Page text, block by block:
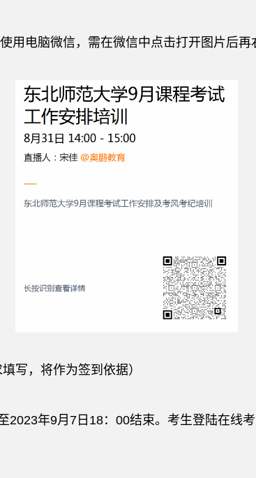
电脑微信，需在微信中点击打开图片后再
写，将作为签到依据）
年9月7日18：00结束。考生登陆在线考